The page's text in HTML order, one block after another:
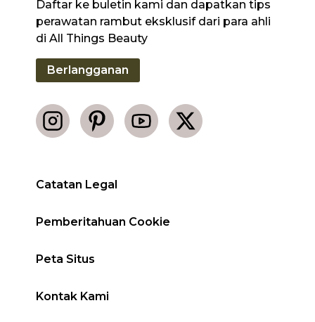
Catatan Legal
Pemberitahuan Cookie
Peta Situs
Kontak Kami
Daftar ke buletin kami dan dapatkan tips
perawatan rambut eksklusif dari para ahli
di All Things Beauty
Berlangganan